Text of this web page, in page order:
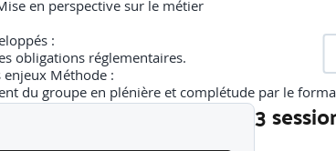
en perspective sur le métier
:
obligations réglementaires.
enjeux Méthode :
du groupe en plénière et complétude par le
réglementaire
3